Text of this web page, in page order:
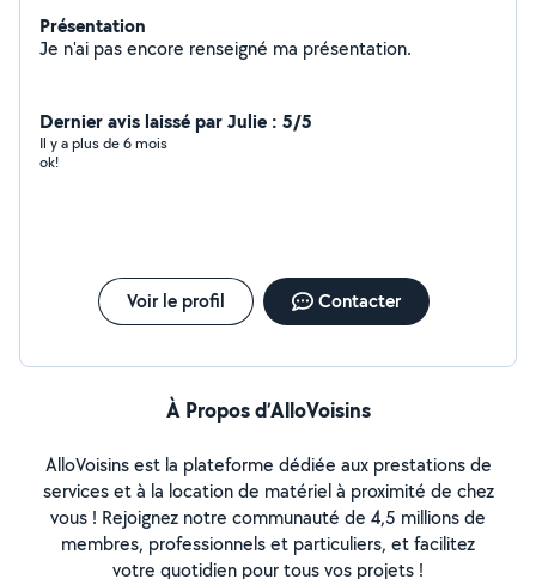
Présentation
Je n'ai pas encore renseigné ma présentation.
Dernier avis laissé par Julie : 5/5
Il y a plus de 6 mois
ok!
Voir le profil Contacter
À Propos d’AlloVoisins
AlloVoisins est la plateforme dédiée aux prestations de
services et à la location de matériel à proximité de chez
vous ! Rejoignez notre communauté de 4,5 millions de
membres, professionnels et particuliers, et facilitez
votre quotidien pour tous vos projets !